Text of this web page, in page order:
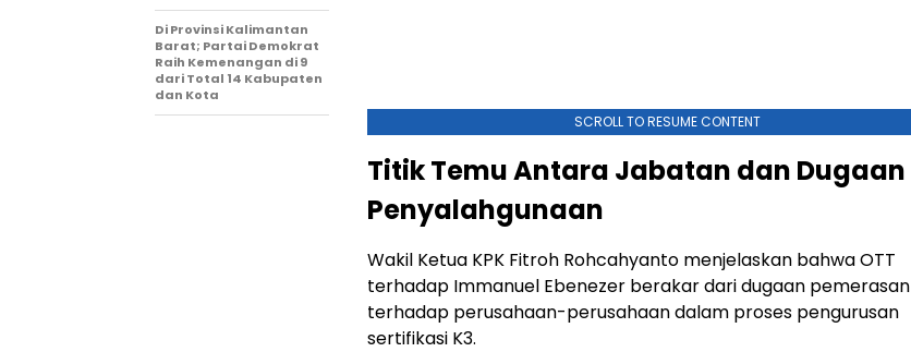
SCROLL TO RESUME CONTENT
Titik Temu Antara Jabatan dan Dugaan
Penyalahgunaan
Wakil Ketua KPK Fitroh Rohcahyanto menjelaskan bahwa OTT
terhadap Immanuel Ebenezer berakar dari dugaan pemerasan
terhadap perusahaan-perusahaan dalam proses pengurusan
sertifikasi K3.
Di Provinsi Kalimantan
Barat; Partai Demokrat
Raih Kemenangan di 9
dari Total 14 Kabupaten
dan Kota